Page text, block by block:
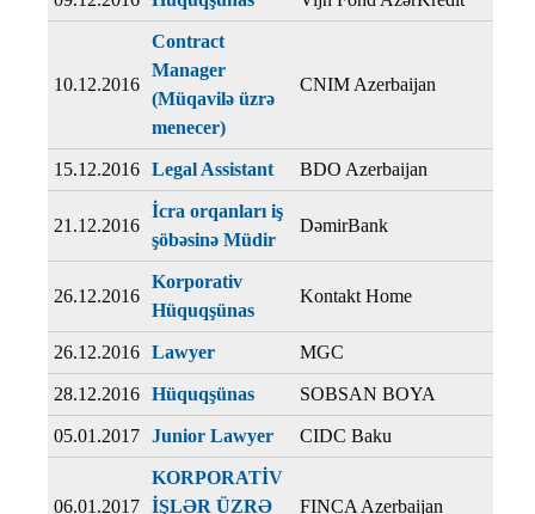
10.12.2016
Contract
Manager
(Müqavilə üzrə
menecer)
CNIM Azerbaijan
15.12.2016 Legal Assistant BDO Azerbaijan
21.12.2016
İcra orqanları iş
şöbəsinə Müdir
DəmirBank
26.12.2016
Korporativ
Hüquqşünas
Kontakt Home
26.12.2016 Lawyer MGC
28.12.2016 Hüquqşünas SOBSAN BOYA
05.01.2017 Junior Lawyer CIDC Baku
06.01.2017
KORPORATİV
İŞLƏR ÜZRƏ
FINCA Azerbaijan